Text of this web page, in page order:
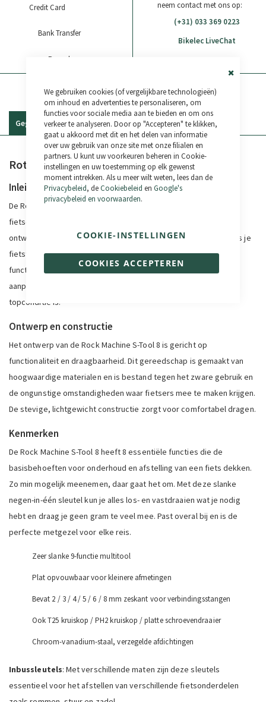
We gebruiken cookies (of vergelijkbare technologieën)
om inhoud en advertenties te personaliseren, om
functies voor sociale media aan te bieden en om ons
verkeer te analyseren. Door op "Accepteren" te klikken,
gaat u akkoord met dit en het delen van informatie
over uw gebruik van onze site met onze filialen en
partners. U kunt uw voorkeuren beheren in Cookie-
instellingen en uw toestemming op elk gewenst
moment intrekken. Als u meer wilt weten, lees dan de
Privacybeleid, deCookiebeleid en Google's
privacybeleid en voorwaarden.
COOKIES ACCEPTEREN
COOKIE-INSTELLINGEN
Credit Card
Bank Transfer
Paypal
neem contact met ons op:
(+31) 033 369 0223
Bikelec LiveChat
Gegevens
Rotsmachine S-Tool 8
Inleiding
De Rock Machine S-Tool 8 is een onmisbaar accessoire voor elke
fietser, professioneel of amateur. Deze multifunctionele tool is
ontworpen om snelle en efficiënte oplossingen te bieden tijdens je
fietstochten en valt op door zijn 8 essentiële geïntegreerde
functies. Met de Rock Machine S-Tool 8 kun je onderweg
aanpassingen en reparaties uitvoeren, zodat je fiets altijd in
topconditie is.
Ontwerp en constructie
Het ontwerp van de Rock Machine S-Tool 8 is gericht op
functionaliteit en draagbaarheid. Dit gereedschap is gemaakt van
hoogwaardige materialen en is bestand tegen het zware gebruik en
de ongunstige omstandigheden waar fietsers mee te maken krijgen.
De stevige, lichtgewicht constructie zorgt voor comfortabel dragen.
Kenmerken
De Rock Machine S-Tool 8 heeft 8 essentiële functies die de
basisbehoeften voor onderhoud en afstelling van een fiets dekken.
Zo min mogelijk meenemen, daar gaat het om. Met deze slanke
negen-in-één sleutel kun je alles los- en vastdraaien wat je nodig
hebt en draag je geen gram te veel mee. Past overal bij en is de
perfecte metgezel voor elke reis.
Zeer slanke 9-functie multitool
Plat opvouwbaar voor kleinere afmetingen
Bevat 2 / 3 / 4 / 5 / 6 / 8 mm zeskant voor verbindingsstangen
Ook T25 kruiskop / PH2 kruiskop / platte schroevendraaier
Chroom-vanadium-staal, verzegelde afdichtingen
Inbussleutels: Met verschillende maten zijn deze sleutels
essentieel voor het afstellen van verschillende fietsonderdelen
Reviews